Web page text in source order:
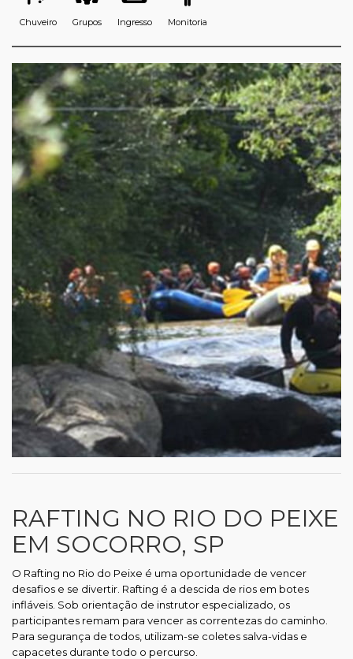
Chuveiro Grupos Ingresso Monitoria
RAFTING NO RIO DO PEIXE
EM SOCORRO, SP
O Rafting no Rio do Peixe é uma oportunidade de vencer
desafios e se divertir. Rafting é a descida de rios em botes
infláveis. Sob orientação de instrutor especializado, os
participantes remam para vencer as correntezas do caminho.
Para segurança de todos, utilizam-se coletes salva-vidas e
capacetes durante todo o percurso.